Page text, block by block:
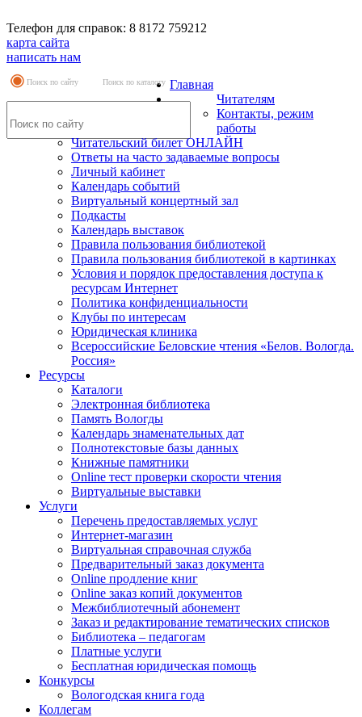
Телефон для справок: 8 8172 759212
карта сайта
написать нам
Поиск по сайту Поиск по каталогу Главная
Читателям
Контакты, режим
работы
Читательский билет ОНЛАЙН
Ответы на часто задаваемые вопросы
Личный кабинет
Календарь событий
Виртуальный концертный зал
Подкасты
Календарь выставок
Правила пользования библиотекой
Правила пользования библиотекой в картинках
Условия и порядок предоставления доступа к
ресурсам Интернет
Политика конфиденциальности
Клубы по интересам
Юридическая клиника
Всероссийские Беловские чтения «Белов. Вологда.
Россия»
Ресурсы
Каталоги
Электронная библиотека
Память Вологды
Календарь знаменательных дат
Полнотекстовые базы данных
Книжные памятники
Online тест проверки скорости чтения
Виртуальные выставки
Услуги
Перечень предоставляемых услуг
Интернет-магазин
Виртуальная справочная служба
Предварительный заказ документа
Online продление книг
Online заказ копий документов
Межбиблиотечный абонемент
Заказ и редактирование тематических списков
Библиотека – педагогам
Платные услуги
Бесплатная юридическая помощь
Конкурсы
Вологодская книга года
Коллегам